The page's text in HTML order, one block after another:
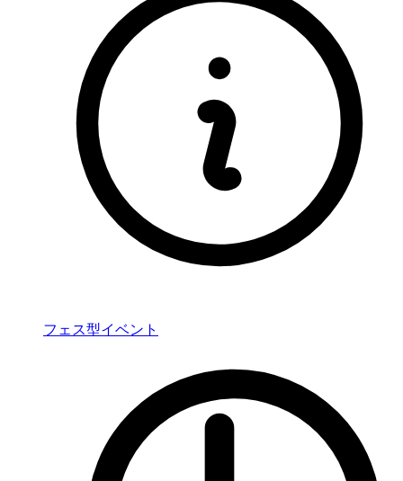
フェス型イベント